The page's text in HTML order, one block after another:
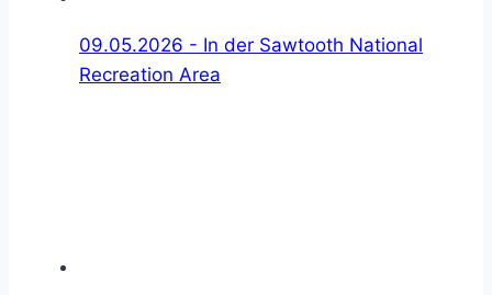
09.05.2026 - In der Sawtooth National
Recreation Area